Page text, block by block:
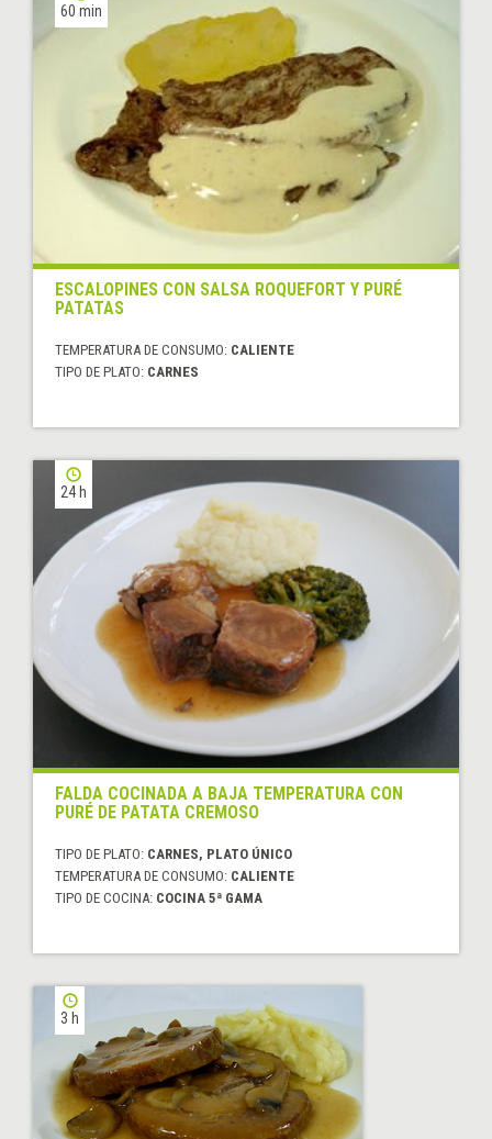
60 min
ESCALOPINES CON SALSA ROQUEFORT Y PURÉ
PATATAS
TEMPERATURA DE CONSUMO: CALIENTE
TIPO DE PLATO: CARNES
24 h
FALDA COCINADA A BAJA TEMPERATURA CON
PURÉ DE PATATA CREMOSO
TIPO DE PLATO: CARNES, PLATO ÚNICO
TEMPERATURA DE CONSUMO: CALIENTE
TIPO DE COCINA: COCINA 5ª GAMA
3 h